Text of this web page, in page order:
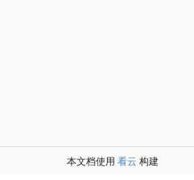
本文档使用 看云 构建